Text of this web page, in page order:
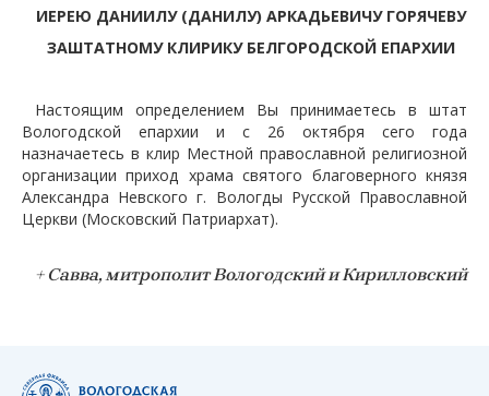
ИЕРЕЮ ДАНИИЛУ (ДАНИЛУ) АРКАДЬЕВИЧУ ГОРЯЧЕВУ
ЗАШТАТНОМУ КЛИРИКУ БЕЛГОРОДСКОЙ ЕПАРХИИ
Настоящим определением Вы принимаетесь в штат
Вологодской епархии и с 26 октября сего года
назначаетесь в клир Местной православной религиозной
организации приход храма святого благоверного князя
Александра Невского г. Вологды Русской Православной
Церкви (Московский Патриархат).
+ Савва, митрополит Вологодский и Кирилловский